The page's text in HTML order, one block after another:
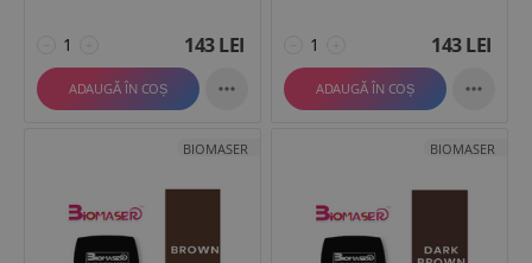
143LEI
ADAUGĂ ÎN COȘ 
143LEI
ADAUGĂ ÎN COȘ 
BIOMASER BIOMASER